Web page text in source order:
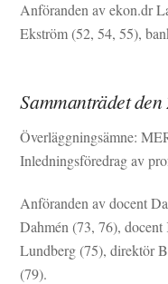
Anföranden av ekon.dr
Ekström (52, 54, 55),
Sammanträdet
Överläggningsämne:
Inledningsföredrag av
Anföranden av docent
Dahmén (73, 76),
Lundberg (75), direktör
(79).